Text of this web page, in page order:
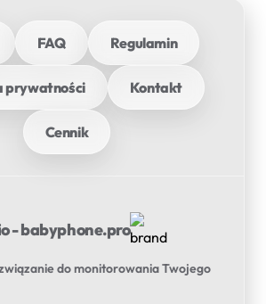
FAQ Regulamin
prywatności Kontakt
Cennik
- babyphone.pro
do monitorowania Twojego